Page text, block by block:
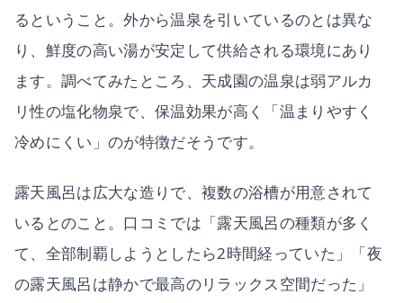
るということ。外から温泉を引いているのとは異な
り、鮮度の高い湯が安定して供給される環境にあり
ます。調べてみたところ、天成園の温泉は弱アルカ
リ性の塩化物泉で、保温効果が高く「温まりやすく
冷めにくい」のが特徴だそうです。
露天風呂は広大な造りで、複数の浴槽が用意されて
いるとのこと。口コミでは「露天風呂の種類が多く
て、全部制覇しようとしたら2時間経っていた」「夜
の露天風呂は静かで最高のリラックス空間だった」